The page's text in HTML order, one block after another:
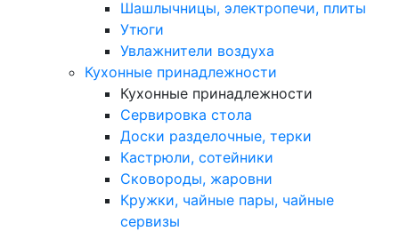
Шашлычницы, электропечи, плиты
Утюги
Увлажнители воздуха
Кухонные принадлежности
Кухонные принадлежности
Сервировка стола
Доски разделочные, терки
Кастрюли, сотейники
Сковороды, жаровни
Кружки, чайные пары, чайные
сервизы